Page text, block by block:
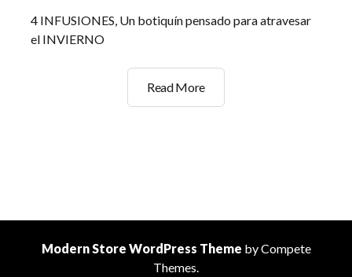
4 INFUSIONES, Un botiquín pensado para atravesar
el INVIERNO
Read MoreBOTIQUÍN
DE
Modern Store WordPress Theme by Compete
Themes.